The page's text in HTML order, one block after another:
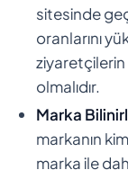
sitesinde
oranlarını
ziyaretçilerin
olmalıdır.
Marka
markanın
marka ile